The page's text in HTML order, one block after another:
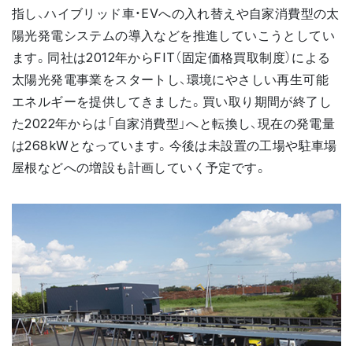
指し、ハイブリッド車・EVへの入れ替えや自家消費型の太
陽光発電システムの導入などを推進していこうとしてい
ます。同社は2012年からFIT（固定価格買取制度）による
太陽光発電事業をスタートし、環境にやさしい再生可能
エネルギーを提供してきました。買い取り期間が終了し
た2022年からは「自家消費型」へと転換し、現在の発電量
は268kWとなっています。今後は未設置の工場や駐車場
屋根などへの増設も計画していく予定です。